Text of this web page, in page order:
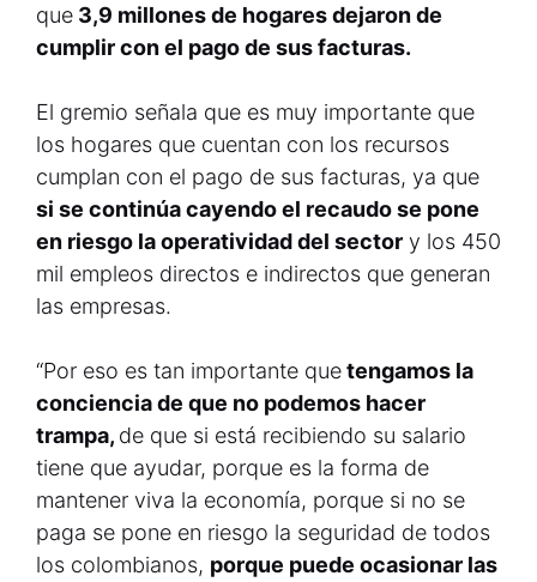
que 3,9 millones de hogares dejaron de
cumplir con el pago de sus facturas.
El gremio señala que es muy importante que
los hogares que cuentan con los recursos
cumplan con el pago de sus facturas, ya que
si se continúa cayendo el recaudo se pone
en riesgo la operatividad del sector y los 450
mil empleos directos e indirectos que generan
las empresas.
“Por eso es tan importante quetengamos la
conciencia de que no podemos hacer
trampa, de que si está recibiendo su salario
tiene que ayudar, porque es la forma de
mantener viva la economía, porque si no se
paga se pone en riesgo la seguridad de todos
los colombianos, porque puede ocasionar las